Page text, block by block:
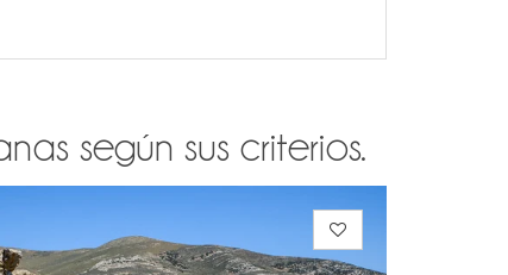
según sus criterios.